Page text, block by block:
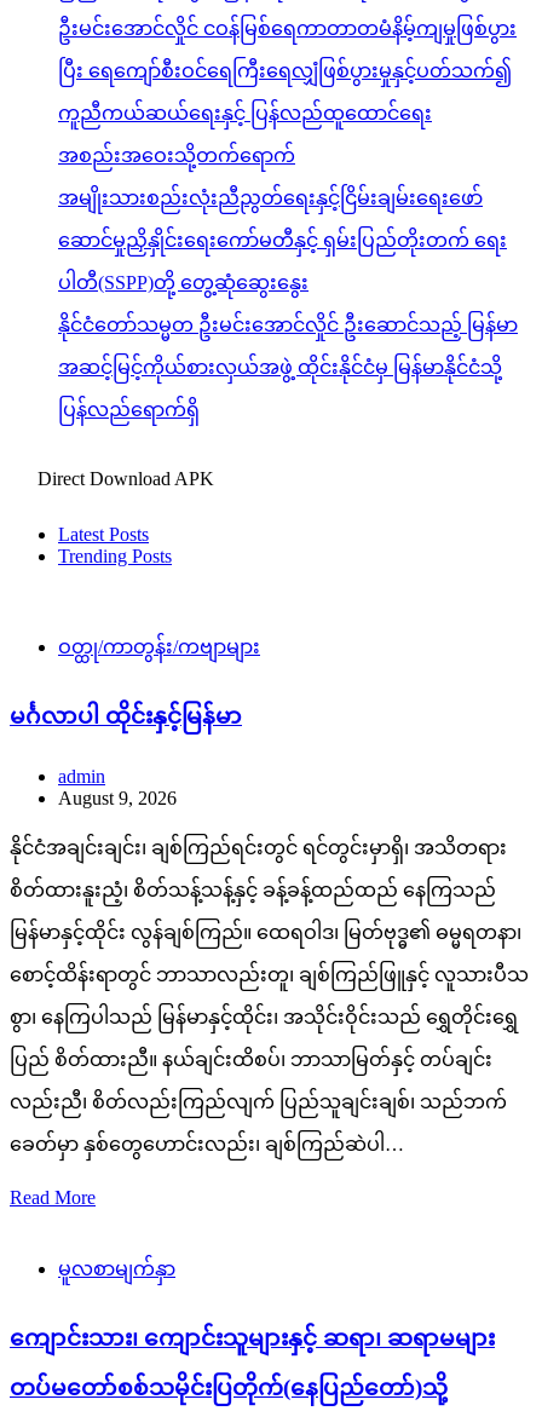
ဦးမင်းအောင်လှိုင် ငဝန်မြစ်ရေကာတာတမံနိမ့်ကျမှုဖြစ်ပွား
ပြီး ရေကျော်စီးဝင်ရေကြီးရေလျှံဖြစ်ပွားမှုနှင့်ပတ်သက်၍
ကူညီကယ်ဆယ်ရေးနှင့် ပြန်လည်ထူထောင်ရေး
အစည်းအဝေးသို့တက်ရောက်
အမျိုးသားစည်းလုံးညီညွတ်ရေးနှင့်ငြိမ်းချမ်းရေးဖော်
ဆောင်မှုညှိနှိုင်းရေးကော်မတီနှင့် ရှမ်းပြည်တိုးတက် ရေး
ပါတီ(SSPP)တို့ တွေ့ဆုံဆွေးနွေး
နိုင်ငံတော်သမ္မတ ဦးမင်းအောင်လှိုင် ဦးဆောင်သည့် မြန်မာ
အဆင့်မြင့်ကိုယ်စားလှယ်အဖွဲ့ ထိုင်းနိုင်ငံမှ မြန်မာနိုင်ငံသို့
ပြန်လည်ရောက်ရှိ
Direct Download APK
Latest Posts
Trending Posts
ဝတ္ထု/ကာတွန်း/ကဗျာများ
မင်္ဂလာပါ ထိုင်းနှင့်မြန်မာ
admin
August 9, 2026
နိုင်ငံအချင်းချင်း၊ ချစ်ကြည်ရင်းတွင် ရင်တွင်းမှာရှိ၊ အသိတရား
စိတ်ထားနူးညံ့၊ စိတ်သန့်သန့်နှင့် ခန့်ခန့်ထည်ထည် နေကြသည်
မြန်မာနှင့်ထိုင်း လွန်ချစ်ကြည်။ ထေရဝါဒ၊ မြတ်ဗုဒ္ဓ၏ ဓမ္မရတနာ၊
စောင့်ထိန်းရာတွင် ဘာသာလည်းတူ၊ ချစ်ကြည်ဖြူနှင့် လူသားပီသ
စွာ၊ နေကြပါသည် မြန်မာနှင့်ထိုင်း၊ အသိုင်းဝိုင်းသည် ရွှေတိုင်းရွှေ
ပြည် စိတ်ထားညီ။ နယ်ချင်းထိစပ်၊ ဘာသာမြတ်နှင့် တပ်ချင်း
လည်းညီ၊ စိတ်လည်းကြည်လျက် ပြည်သူချင်းချစ်၊ သည်ဘက်
ခေတ်မှာ နှစ်တွေဟောင်းလည်း၊ ချစ်ကြည်ဆဲပါ…
Read More
မူလစာမျက်နှာ
ကျောင်းသား၊ ကျောင်းသူများနှင့် ဆရာ၊ ဆရာမများ
တပ်မတော်စစ်သမိုင်းပြတိုက်(နေပြည်တော်)သို့